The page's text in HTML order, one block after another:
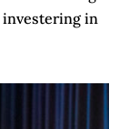
investering in